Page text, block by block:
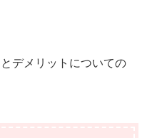
デメリットについての